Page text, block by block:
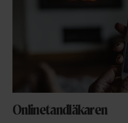
Onlinetandläkaren